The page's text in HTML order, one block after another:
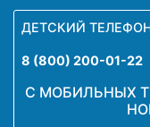
ДЕТСКИЙ
8 (800) 200-01-22
С МОБИЛЬНЫХ